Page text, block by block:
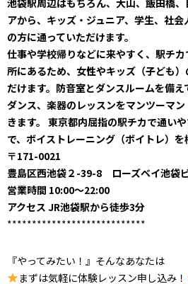
アから、キッズ・ジュニア、学生、社
の方に通っていただけます。
仕事や学校帰りなどに来やすく、駅チ
所にあるため、女性やキッズ（子ども
だけます。防音室とダンスルームを備え
ダンス、楽器のレッスンをマンツーマ
きます。 東京都内屈指の駅チカで通い
で、ボイストレーニング（ボイトレ）を
〒171-0021
豊島区西池袋２-39-8 ローズベイ池袋
営業時間 10:00～22:00
アクセス JR池袋駅から徒歩3分
****************************
『やってみたい！』そんなあなたは
まずは気軽に体験レッスン申し込み！